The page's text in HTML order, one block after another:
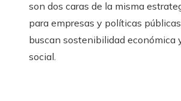
son dos caras de la misma
para empresas y políticas
buscan sostenibilidad económica
social.